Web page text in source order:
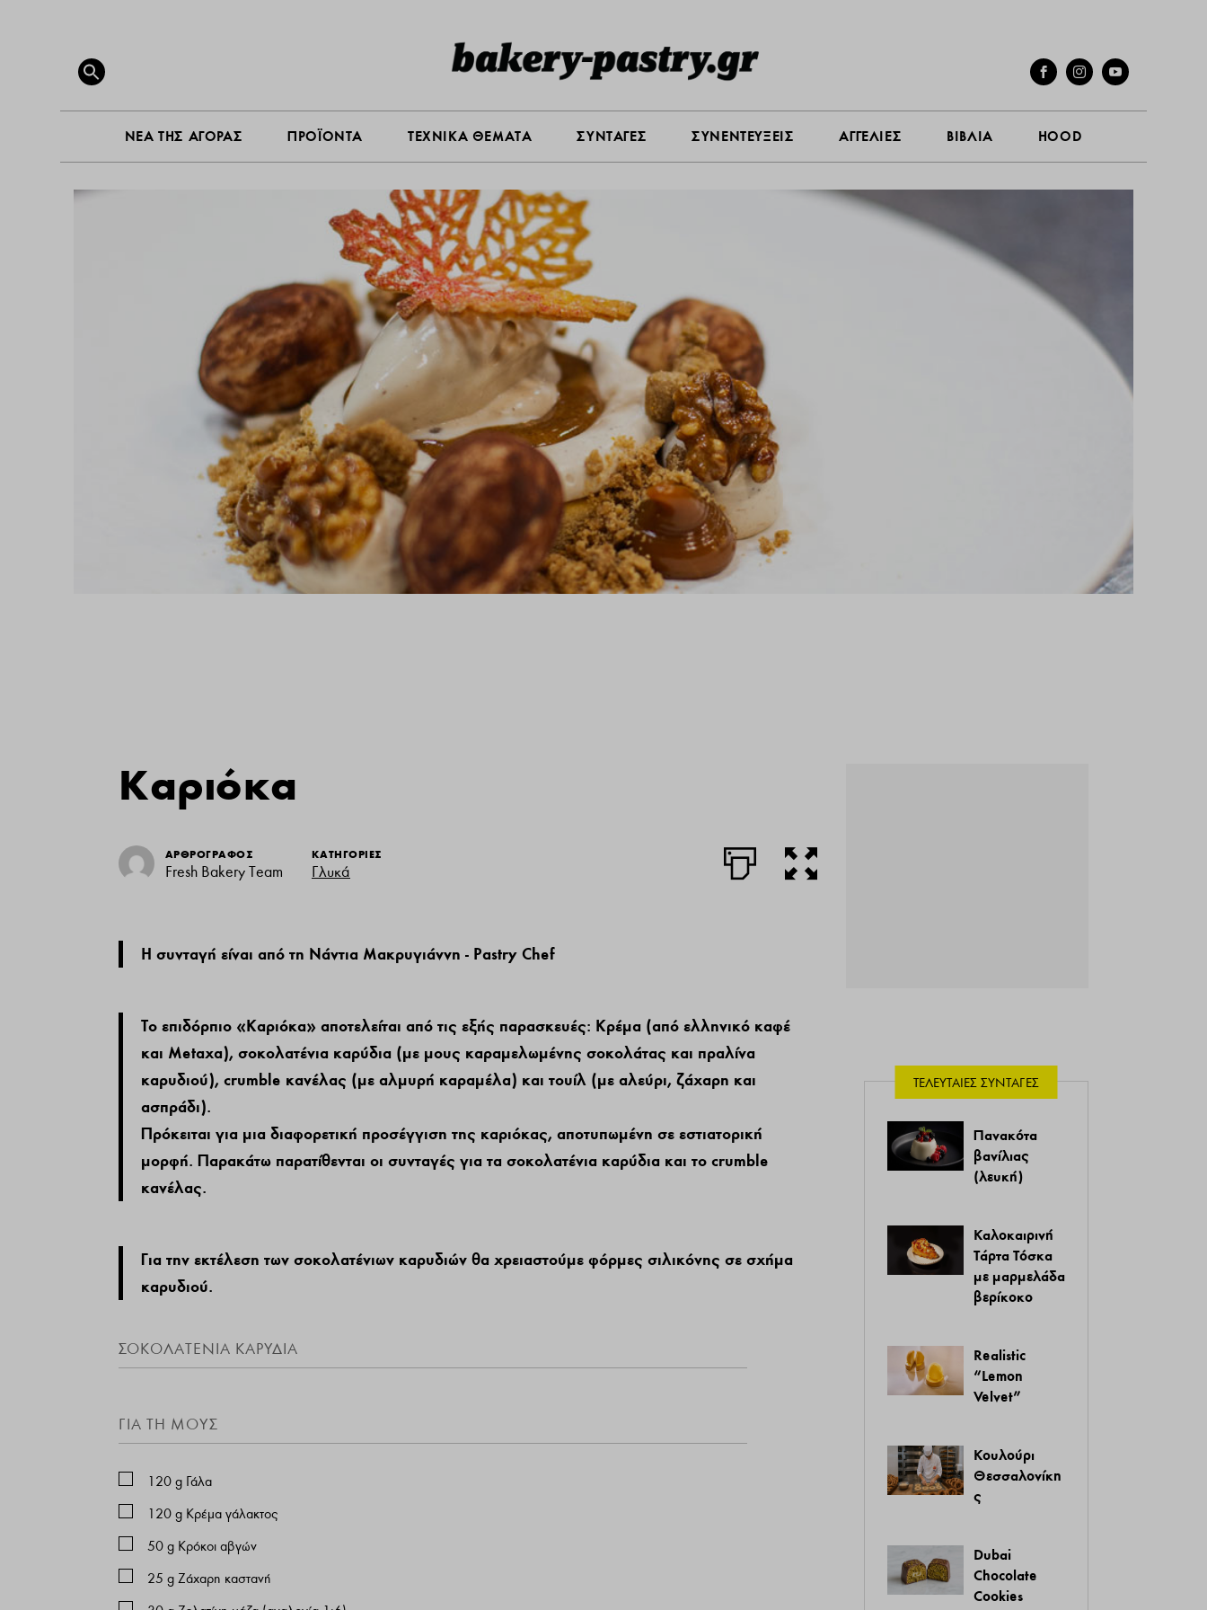
Search
for:
SEARCH BUTTON
ΝΕΑ ΤΗΣ ΑΓΟΡΑΣ ΠΡΟΪΟΝΤΑ ΤΕΧΝΙΚΑ ΘΕΜΑΤΑ ΣΥΝΤΑΓΕΣ ΣΥΝΕΝΤΕΥΞΕΙΣ ΑΓΓΕΛΙΕΣ ΒΙΒΛΙΑ HOOD
HOOD
Καριόκα
ΑΡΘΡΟΓΡΑΦΟΣ
Fresh Bakery Team
ΚΑΤΗΓΟΡΙΕΣ
Γλυκά
H συνταγή είναι από τη Νάντια Μακρυγιάννη - Pastry Chef
Το επιδόρπιο «Καριόκα» αποτελείται από τις εξής παρασκευές: Κρέμα (από ελληνικό καφέ
και Metaxa), σοκολατένια καρύδια (με μους καραμελωμένης σοκολάτας και πραλίνα
καρυδιού), crumble κανέλας (με αλμυρή καραμέλα) και τουίλ (με αλεύρι, ζάχαρη και
ασπράδι).
Πρόκειται για μια διαφορετική προσέγγιση της καριόκας, αποτυπωμένη σε εστιατορική
μορφή. Παρακάτω παρατίθενται οι συνταγές για τα σοκολατένια καρύδια και το crumble
κανέλας.
Για την εκτέλεση των σοκολατένιων καρυδιών θα χρειαστούμε φόρμες σιλικόνης σε σχήμα
καρυδιού.
ΣΟΚΟΛΑΤΕΝΙΑ ΚΑΡΥΔΙΑ
ΓΙΑ ΤΗ ΜΟΥΣ
120 g Γάλα
120 g Κρέμα γάλακτος
50 g Κρόκοι αβγών
25 g Ζάχαρη καστανή
ΤΕΛΕΥΤΑΊΕΣ ΣΥΝΤΑΓΈΣ
Πανακότα
βανίλιας
(λευκή)
Καλοκαιρινή
Τάρτα Τόσκα
με μαρμελάδα
βερίκοκο
Realistic
“Lemon
Velvet”
Κουλούρι
Θεσσαλονίκη
ς
Dubai
Chocolate
Cookies